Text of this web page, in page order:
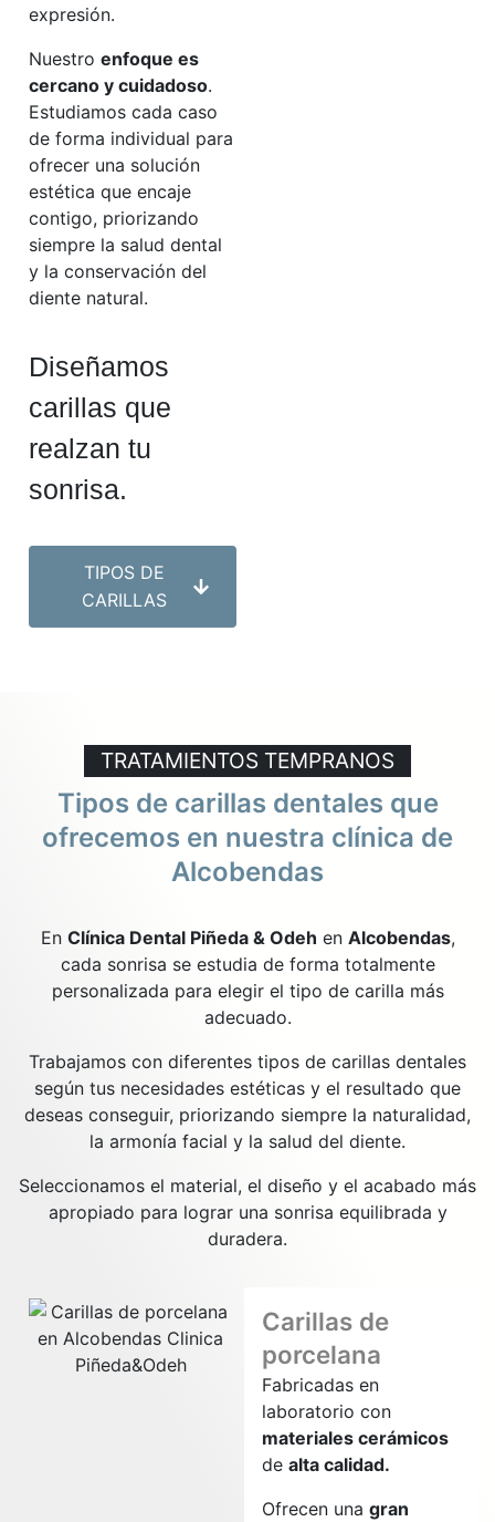
expresión.
Nuestro enfoque es
cercano y cuidadoso.
Estudiamos cada caso
de forma individual para
ofrecer una solución
estética que encaje
contigo, priorizando
siempre la salud dental
y la conservación del
diente natural.
Diseñamos
carillas que
realzan tu
sonrisa.
TIPOS DE
CARILLAS
TRATAMIENTOS TEMPRANOS
Tipos de carillas dentales que
ofrecemos en nuestra clínica de
Alcobendas
En Clínica Dental Piñeda & Odeh en Alcobendas,
cada sonrisa se estudia de forma totalmente
personalizada para elegir el tipo de carilla más
adecuado.
Trabajamos con diferentes tipos de carillas dentales
según tus necesidades estéticas y el resultado que
deseas conseguir, priorizando siempre la naturalidad,
la armonía facial y la salud del diente.
Seleccionamos el material, el diseño y el acabado más
apropiado para lograr una sonrisa equilibrada y
duradera.
Carillas de
porcelana
Fabricadas en
laboratorio con
materiales cerámicos
de alta calidad.
Ofrecen una gran